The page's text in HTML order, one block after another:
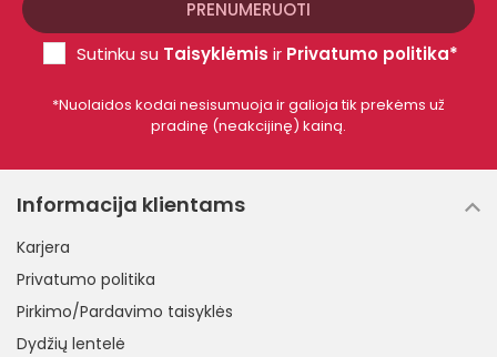
Sutinku su Taisyklėmis ir Privatumo politika*
*Nuolaidos kodai nesisumuoja ir galioja tik prekėms už
pradinę (neakcijinę) kainą.
Informacija klientams
Karjera
Privatumo politika
Pirkimo/Pardavimo taisyklės
Dydžių lentelė